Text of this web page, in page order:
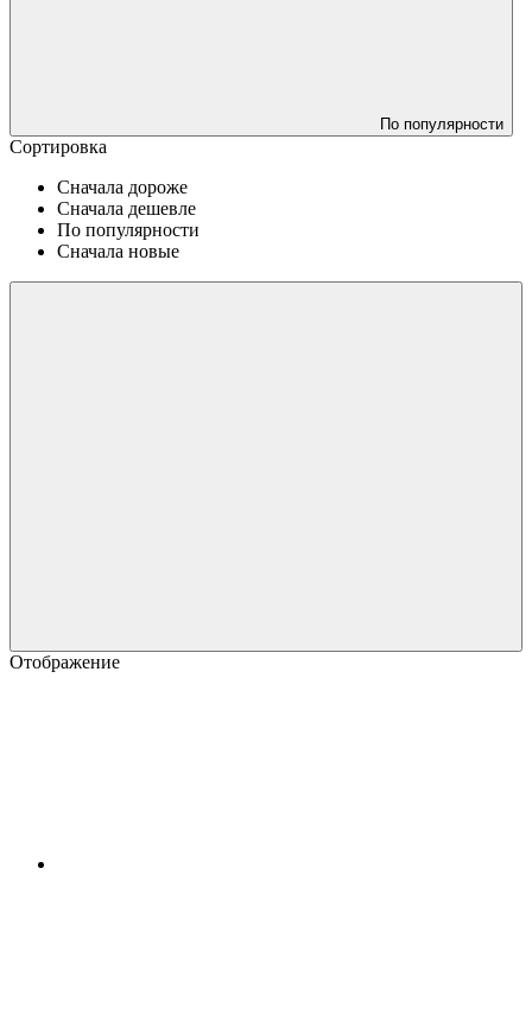
По популярности
Сортировка
Сначала дороже
Сначала дешевле
По популярности
Сначала новые
Отображение